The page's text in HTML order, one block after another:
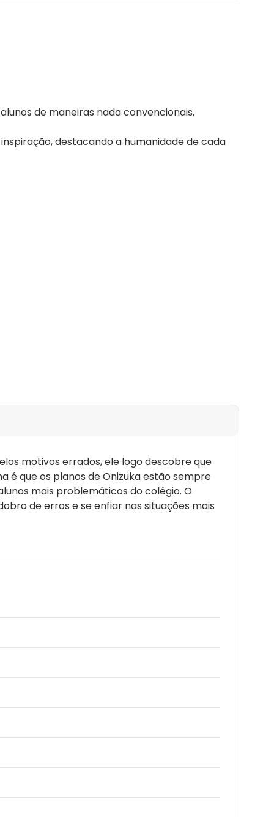
de maneiras nada convencionais,
destacando a humanidade de cada
motivos errados, ele logo descobre que
é que os planos de Onizuka estão sempre
mais problemáticos do colégio. O
de erros e se enfiar nas situações mais